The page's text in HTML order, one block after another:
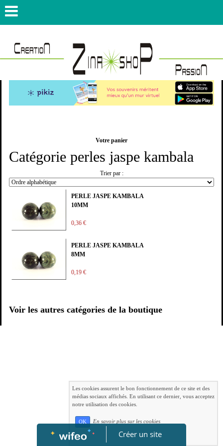
Votre panier
Catégorie perles jaspe kambala
Trier par :
PERLE JASPE KAMBALA
10MM
0,36 €
PERLE JASPE KAMBALA
8MM
0,19 €
Voir les autres catégories de la boutique
Créer un site
Les cookies assurent le bon fonctionnement de ce site et des
médias sociaux affichés. En utilisant ce dernier, vous acceptez
notre utilisation des cookies.
OK En savoir plus sur les cookies